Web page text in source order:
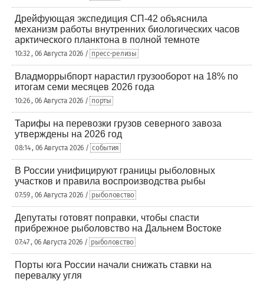
Дрейфующая экспедиция СП-42 объяснила
механизм работы внутренних биологических часов
арктического планктона в полной темноте
10:32 , 06 Августа 2026 / пресс-релизы
Владморрыбпорт нарастил грузооборот на 18% по
итогам семи месяцев 2026 года
10:26 , 06 Августа 2026 / порты
Тарифы на перевозки грузов северного завоза
утверждены на 2026 год
08:14 , 06 Августа 2026 / события
В России унифицируют границы рыболовных
участков и правила воспроизводства рыбы
07:59 , 06 Августа 2026 / рыболовство
Депутаты готовят поправки, чтобы спасти
прибрежное рыболовство на Дальнем Востоке
07:47 , 06 Августа 2026 / рыболовство
Порты юга России начали снижать ставки на
перевалку угля